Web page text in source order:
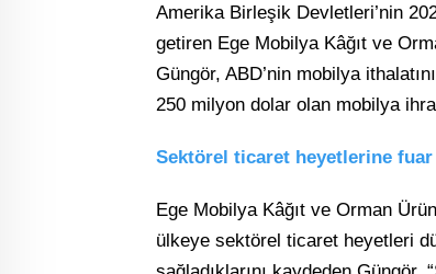
Amerika Birleşik Devletleri’nin
getiren Ege Mobilya Kâğıt ve
Güngör, ABD’nin mobilya
250 milyon dolar olan mobilya
Sektörel ticaret heyetlerine
Ege Mobilya Kâğıt ve Orman
ülkeye sektörel ticaret heyetleri